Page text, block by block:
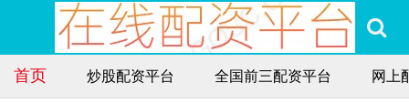
首页 炒股配资平台 全国前三配资平台 网上